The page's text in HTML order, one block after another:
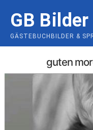
content
GB Bilder
GÄSTEBUCHBILDER &
guten